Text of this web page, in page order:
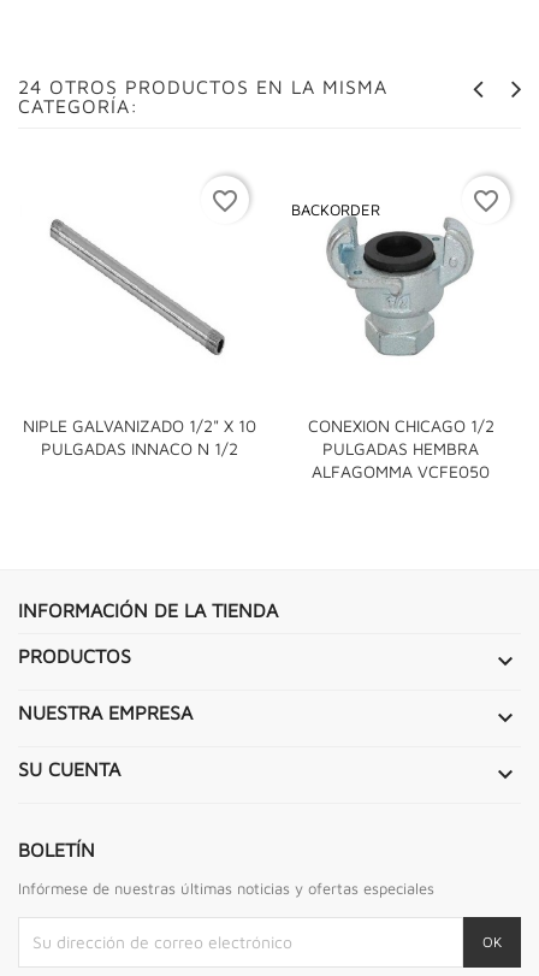
24 OTROS PRODUCTOS EN LA MISMA
CATEGORÍA:
NIPLE GALVANIZADO 1/2" X 10
PULGADAS INNACO N 1/2
favorite_border
CONEXION CHICAGO 1/2
PULGADAS HEMBRA
ALFAGOMMA VCFE050
BACKORDER favorite_border
INFORMACIÓN DE LA TIENDA
PRODUCTOS 
NUESTRA EMPRESA 
SU CUENTA 
BOLETÍN
Infórmese de nuestras últimas noticias y ofertas especiales